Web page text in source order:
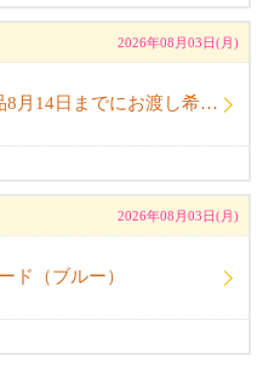
2026年08月03日(月)
パターマット【最終出品8月14日までにお渡し希望】
2026年08月03日(月)
ド（ブルー）